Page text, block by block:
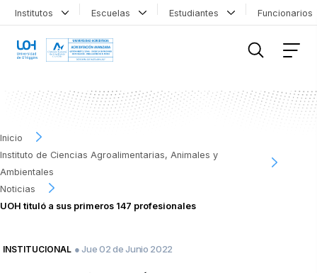
Institutos Escuelas Estudiantes
Inicio
Instituto de Ciencias Agroalimentarias, Animales y
Ambientales
Noticias
UOH tituló a sus primeros 147 profesionales
INSTITUCIONAL ● Jue 02 de Junio 2022